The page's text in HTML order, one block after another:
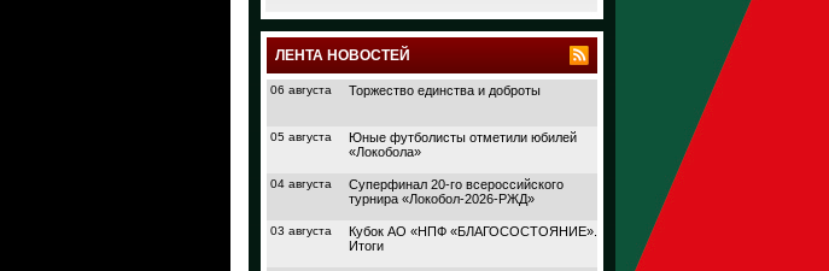
ЛЕНТА НОВОСТЕЙ
06 августа Торжество единства и доброты
05 августа
Юные футболисты отметили юбилей
«Локобола»
04 августа
Суперфинал 20-го всероссийского
турнира «Локобол-2026-РЖД»
03 августа
Кубок АО «НПФ «БЛАГОСОСТОЯНИЕ».
Итоги